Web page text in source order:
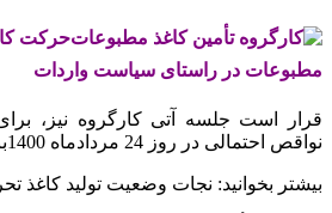
حرکت
مطبوعات در راستای سیاست واردات
قرار است جلسه آتی کارگروه نیز،
نواقص احتمالی در روز 24 مردادماه 1400برگزار شود.
بیشتر بخوانید: نجات وضعیت تولید کاغذ